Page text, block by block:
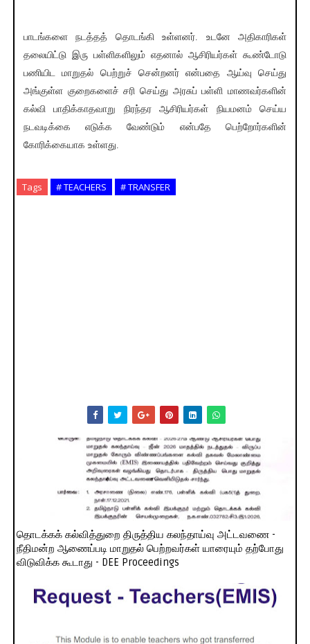
பாடங்களை நடத்தத் தொடங்கி உள்ளனர். உடனே அதிகாரிகள்
தலையிட்டு இரு பள்ளிகளிலும் எதனால் ஆசிரியர்கள் கூண்டோடு
பணியிட மாறுதல் பெற்றுச் சென்றனர் என்பதை ஆய்வு செய்து
அங்குள்ள குறைகளைச் சரி செய்து அரசுப் பள்ளி மாணவர்களின்
கல்வி பாதிக்காதவாறு நிரந்தர ஆசிரியர்கள் நியமனம் செய்ய
நடவடிக்கை எடுக்க வேண்டும் என்பதே பெற்றோர்களின்
கோரிக்கையாக உள்ளது.
Tags # TEACHERS # TRANSFER
தொடக்கக் கல்வித்துறை திருத்திய கலந்தாய்வு அட்டவணை -
நீதிமன்ற ஆணைப்படி மாறுதல் பெற்றவர்கள் யாரையும் தற்போது
விடுவிக்க கூடாது - DEE Proceedings